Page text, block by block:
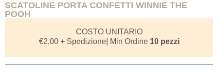
SCATOLINE PORTA CONFETTI WINNIE THE
POOH
COSTO UNITARIO
€2,00+ Spedizione| Min Ordine 10 pezzi